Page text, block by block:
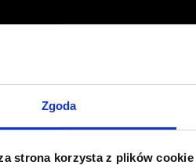
Zgoda
strona korzysta z plików cookie